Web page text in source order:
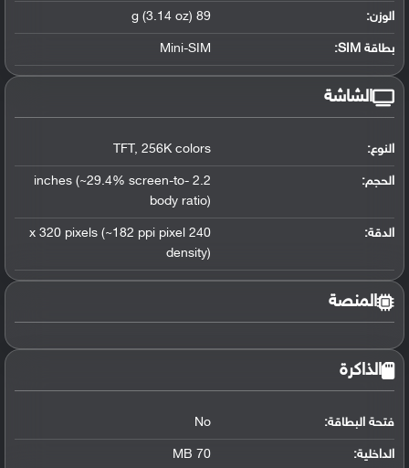
الوزن: 89 g (3.14 oz)
بطاقة SIM: Mini-SIM
الشاشة
النوع: TFT, 256K colors
الحجم:
2.2 inches (~29.4% screen-to-
body ratio)
الدقة:
240 x 320 pixels (~182 ppi pixel
density)
المنصة
الذاكرة
فتحة البطاقة: No
الداخلية: 70 MB